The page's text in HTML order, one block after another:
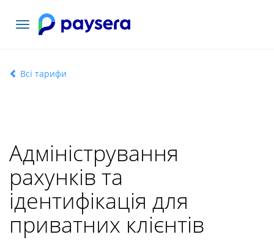
Переключити
навігацію
Всі тарифи
Адміністрування
рахунків та
ідентифікація для
приватних клієнтів